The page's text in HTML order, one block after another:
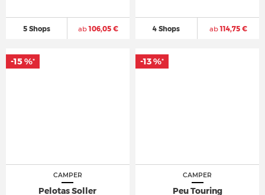
5 Shops ab106,05 € 4 Shops ab114,75 €
CAMPER
Pelotas Soller
-15 %*
CAMPER
Peu Touring
-13 %*